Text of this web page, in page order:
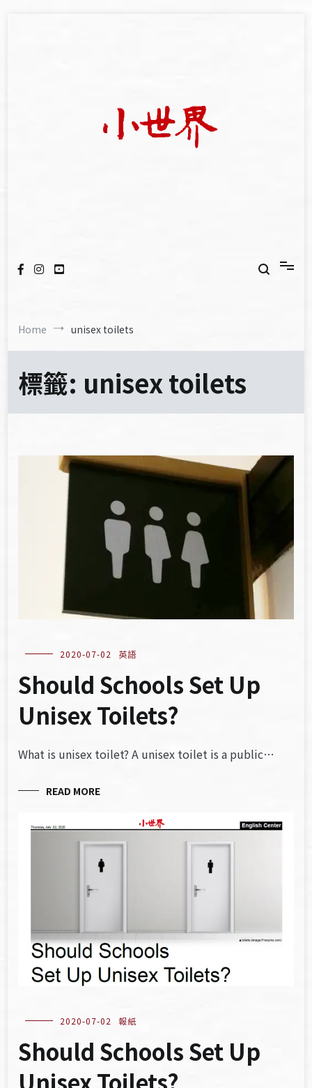
Home unisex toilets
標籤: unisex toilets
2020-07-02 英語
Should Schools Set Up
Unisex Toilets?
What is unisex toilet? A unisex toilet is a public…
READ MORE
2020-07-02 報紙
Should Schools Set Up